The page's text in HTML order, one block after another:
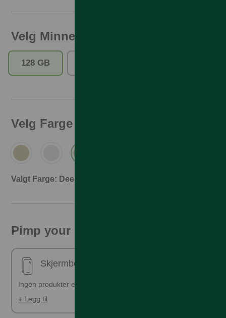
Velg Minne
128 GB
Velg Farge
Valgt Farge: Deep Purple
Pimp your phone!
Skjermbeskyttelse - ferdig påsatt
Ingen produkter er valgt
+ Legg til